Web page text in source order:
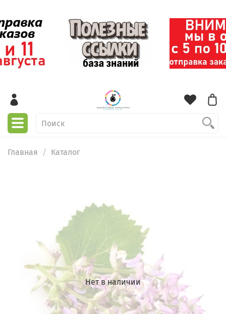
Главная Каталог
Нет в наличии